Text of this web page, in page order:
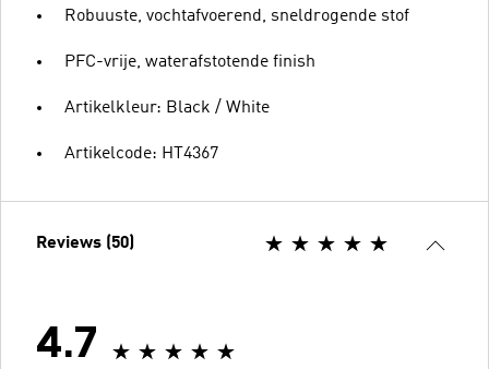
Robuuste, vochtafvoerend, sneldrogende stof
PFC-vrije, waterafstotende finish
Artikelkleur: Black / White
Artikelcode: HT4367
Reviews (50)
4.7